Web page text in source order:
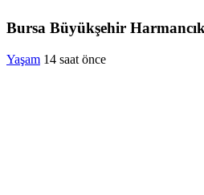
Bursa Büyükşehir
Yaşam 14 saat önce